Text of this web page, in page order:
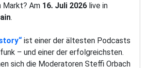
Markt? Am 16. Juli 2026 live in
.
ist einer der ältesten Podcasts
– und einer der erfolgreichsten.
sich die Moderatoren Steffi Orbach